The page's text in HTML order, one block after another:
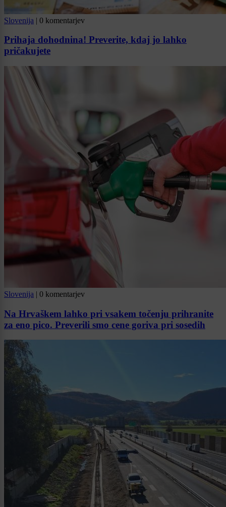
Slovenija | 0 komentarjev
Prihaja dohodnina! Preverite, kdaj jo lahko
pričakujete
Slovenija | 0 komentarjev
Na Hrvaškem lahko pri vsakem točenju prihranite
za eno pico. Preverili smo cene goriva pri sosedih